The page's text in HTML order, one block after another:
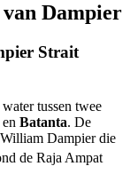
Dampier
Strait
tussen twee
en Batanta. De
Dampier die
de Raja Ampat